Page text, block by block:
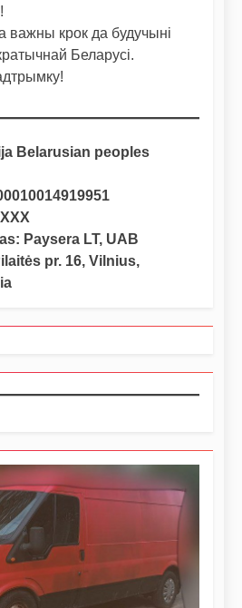
важны крок да будучыні
Беларусі.
Belarusian peoples
Paysera LT, UAB
pr. 16, Vilnius,